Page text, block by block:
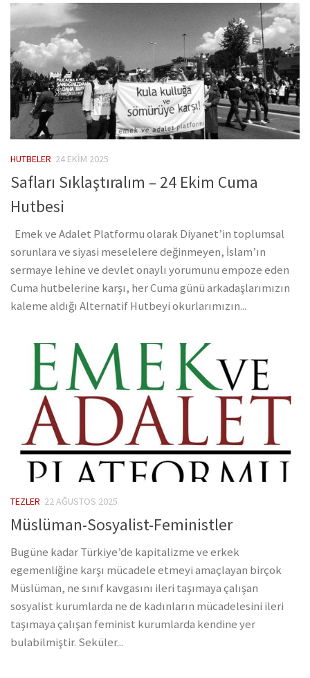
HUTBELER 24 EKIM 2025
Safları Sıklaştıralım – 24 Ekim Cuma
Hutbesi
Emek ve Adalet Platformu olarak Diyanet’in toplumsal
sorunlara ve siyasi meselelere değinmeyen, İslam’ın
sermaye lehine ve devlet onaylı yorumunu empoze eden
Cuma hutbelerine karşı, her Cuma günü arkadaşlarımızın
kaleme aldığı Alternatif Hutbeyi okurlarımızın...
TEZLER 22 AĞUSTOS 2025
Müslüman-Sosyalist-Feministler
Bugüne kadar Türkiye’de kapitalizme ve erkek
egemenliğine karşı mücadele etmeyi amaçlayan birçok
Müslüman, ne sınıf kavgasını ileri taşımaya çalışan
sosyalist kurumlarda ne de kadınların mücadelesini ileri
taşımaya çalışan feminist kurumlarda kendine yer
bulabilmiştir. Seküler...